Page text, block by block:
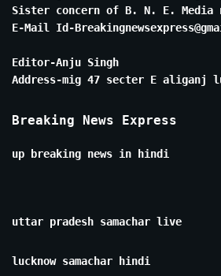
Sister concern of B. N. E. Media
E-Mail Id-
Editor-Anju Singh
Address-mig 47 secter E aliganj
Breaking News Express
up breaking news in hindi
uttar pradesh samachar live
lucknow samachar hindi